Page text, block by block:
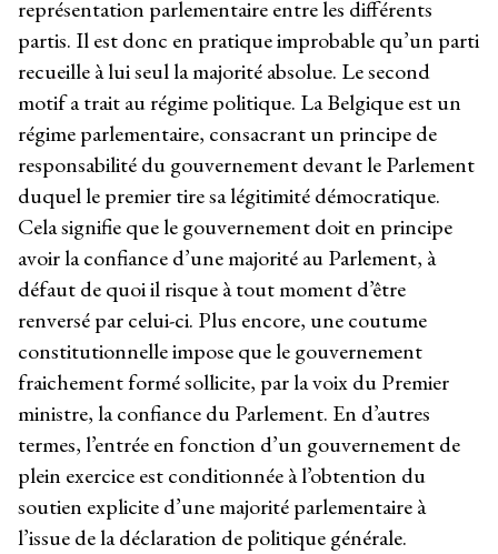
représentation parlementaire entre les différents
partis. Il est donc en pratique improbable qu’un parti
recueille à lui seul la majorité absolue. Le second
motif a trait au régime politique. La Belgique est un
régime parlementaire, consacrant un principe de
responsabilité du gouvernement devant le Parlement
duquel le premier tire sa légitimité démocratique.
Cela signifie que le gouvernement doit en principe
avoir la confiance d’une majorité au Parlement, à
défaut de quoi il risque à tout moment d’être
renversé par celui-ci. Plus encore, une coutume
constitutionnelle impose que le gouvernement
fraichement formé sollicite, par la voix du Premier
ministre, la confiance du Parlement. En d’autres
termes, l’entrée en fonction d’un gouvernement de
plein exercice est conditionnée à l’obtention du
soutien explicite d’une majorité parlementaire à
l’issue de la déclaration de politique générale.